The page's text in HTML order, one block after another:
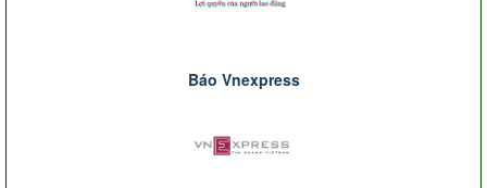
Báo Vnexpress